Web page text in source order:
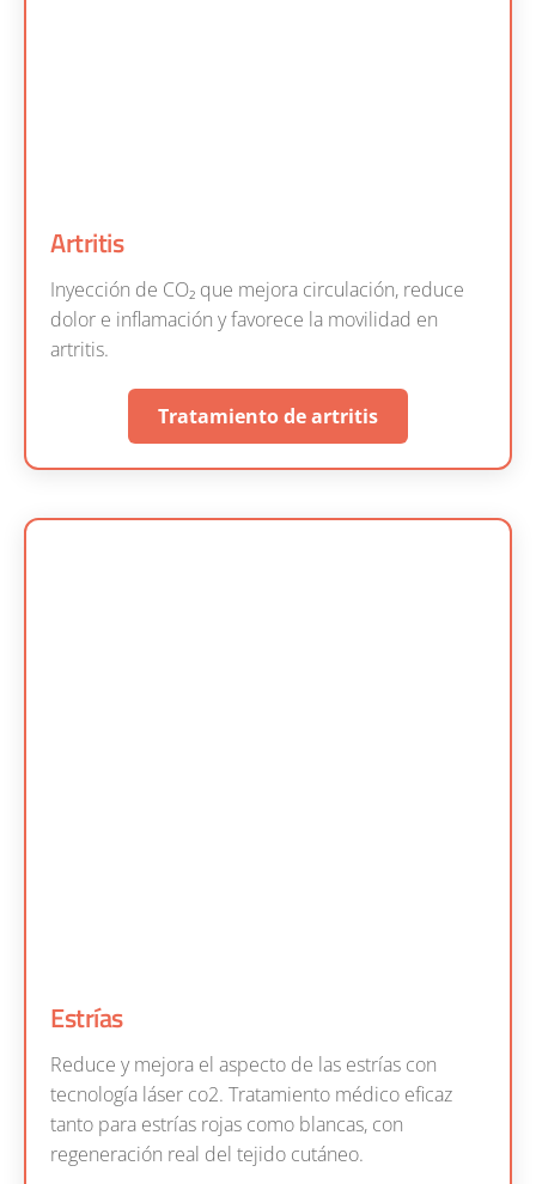
Artritis
Inyección de CO₂ que mejora circulación, reduce
dolor e inflamación y favorece la movilidad en
artritis.
Tratamiento de artritis
Estrías
Reduce y mejora el aspecto de las estrías con
tecnología láser co2. Tratamiento médico eficaz
tanto para estrías rojas como blancas, con
regeneración real del tejido cutáneo.